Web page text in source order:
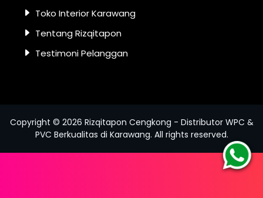
Toko Interior Karawang
Tentang Rizqitapon
Testimoni Pelanggan
Copyright © 2026 Rizqitapon Cengkong - Distributor WPC &
PVC Berkualitas di Karawang. All rights reserved.